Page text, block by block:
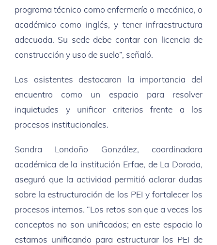
programa técnico como enfermería o mecánica, o
académico como inglés, y tener infraestructura
adecuada. Su sede debe contar con licencia de
construcción y uso de suelo”, señaló.
Los asistentes destacaron la importancia del
encuentro como un espacio para resolver
inquietudes y unificar criterios frente a los
procesos institucionales.
Sandra Londoño González, coordinadora
académica de la institución Erfae, de La Dorada,
aseguró que la actividad permitió aclarar dudas
sobre la estructuración de los PEI y fortalecer los
procesos internos. “Los retos son que a veces los
conceptos no son unificados; en este espacio lo
estamos unificando para estructurar los PEI de